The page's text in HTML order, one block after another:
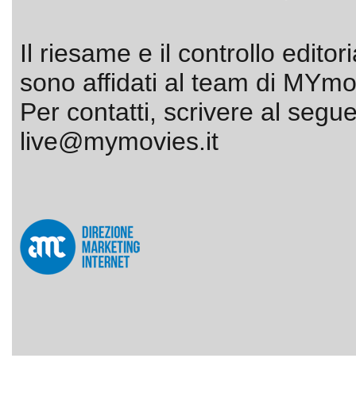
Il riesame e il controllo
sono affidati al team di
Per contatti, scrivere al
live@mymovies.it